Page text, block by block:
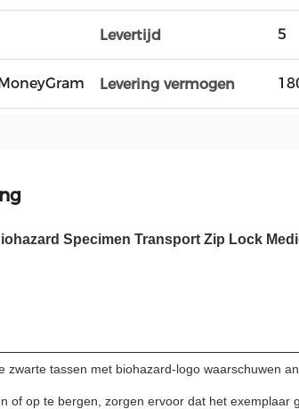
Levertijd 5
Levering vermogen
Specimen Transport Zip Lock
zwarte tassen met biohazard-logo waarschuwen
of op te bergen, zorgen ervoor dat het exemplaar